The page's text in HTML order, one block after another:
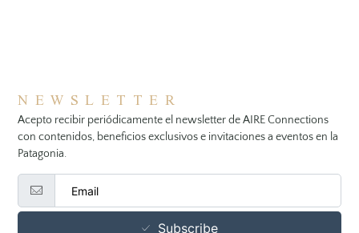
NEWSLETTER
Acepto recibir periódicamente el newsletter de AIRE Connections
con contenidos, beneficios exclusivos e invitaciones a eventos en la
Patagonia.
Subscribe